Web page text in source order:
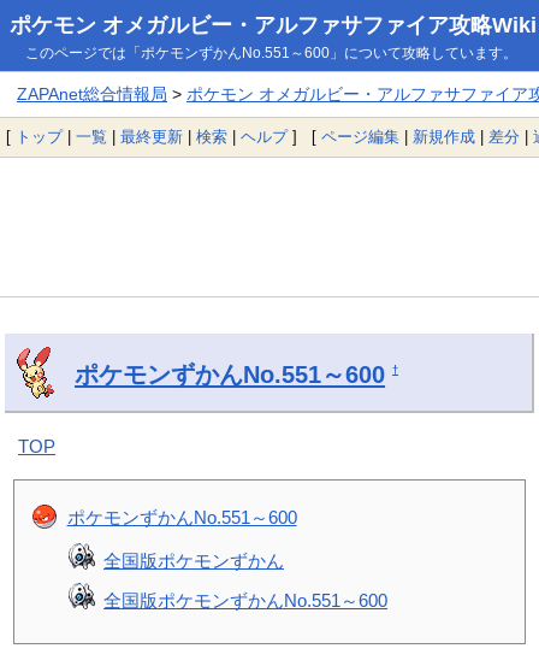
ポケモン オメガルビー・アルファサファイア攻略Wiki
このページでは「ポケモンずかんNo.551～600」について攻略しています。
ZAPAnet総合情報局 > ポケモン オメガルビー・アルファサファイア
[ トップ| 一覧 | 最終更新 | 検索 | ヘルプ] [ ページ編集 | 新規作成 | 差分 |
ポケモンずかんNo.551～600 †
TOP
ポケモンずかんNo.551～600
全国版ポケモンずかん
全国版ポケモンずかんNo.551～600